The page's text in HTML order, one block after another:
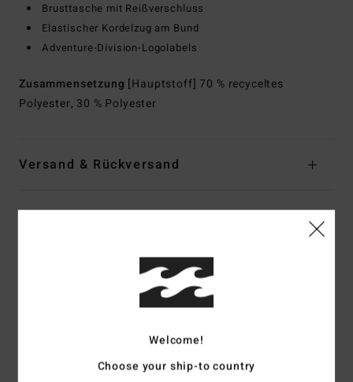
Brusttasche mit Reißverschluss
Elastischer Kordelzug am Bund
Adventure-Division-Logolabels
Zusammensetzung [Hauptstoff] 70 % recyceltes
Polyester, 30 % Polyester
Versand & Rückversand
Durchschnittliche Bewertung
4.0
Welcome!
Choose your ship-to country